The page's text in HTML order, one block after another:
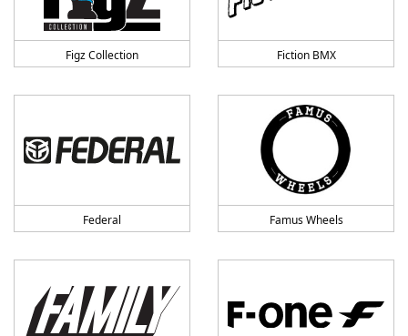
Figz Collection Fiction BMX
Federal Famus Wheels